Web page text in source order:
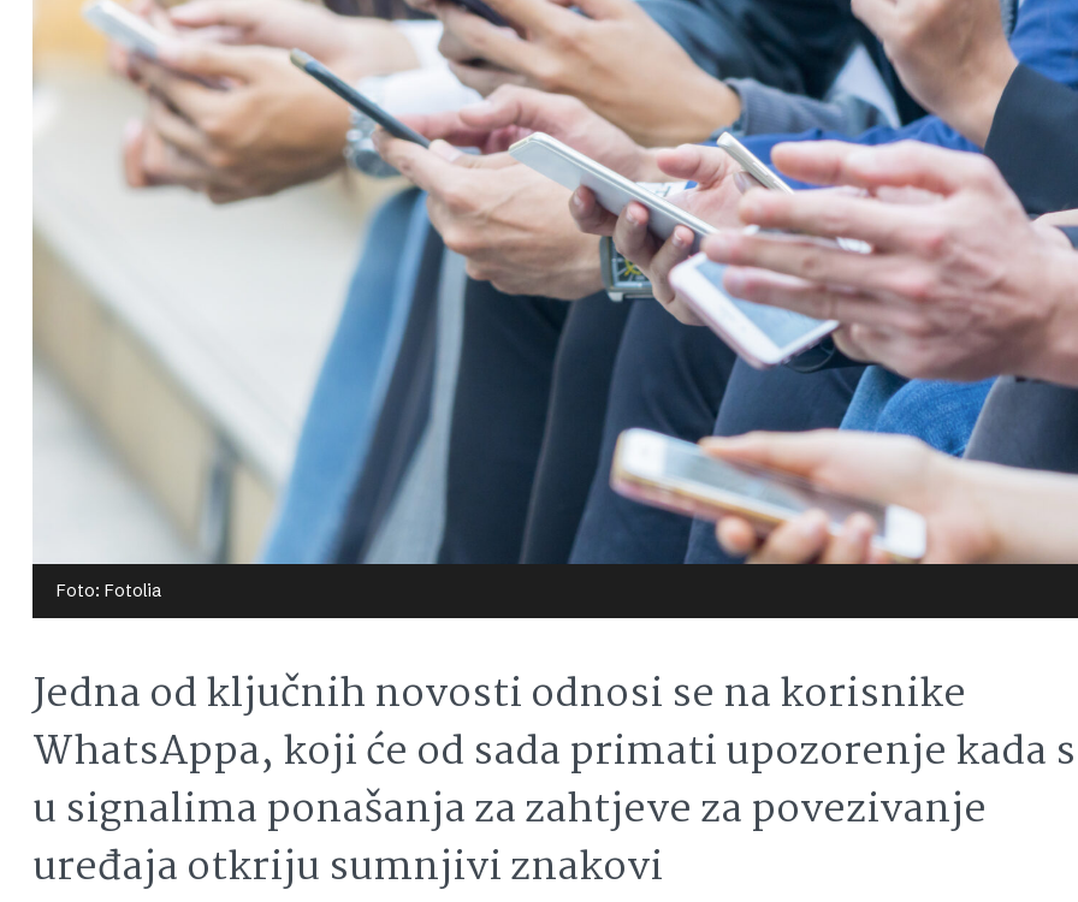
Foto: Fotolia
Jedna od ključnih novosti odnosi se na korisnike
WhatsAppa, koji će od sada primati upozorenje kada
u signalima ponašanja za zahtjeve za povezivanje
uređaja otkriju sumnjivi znakovi